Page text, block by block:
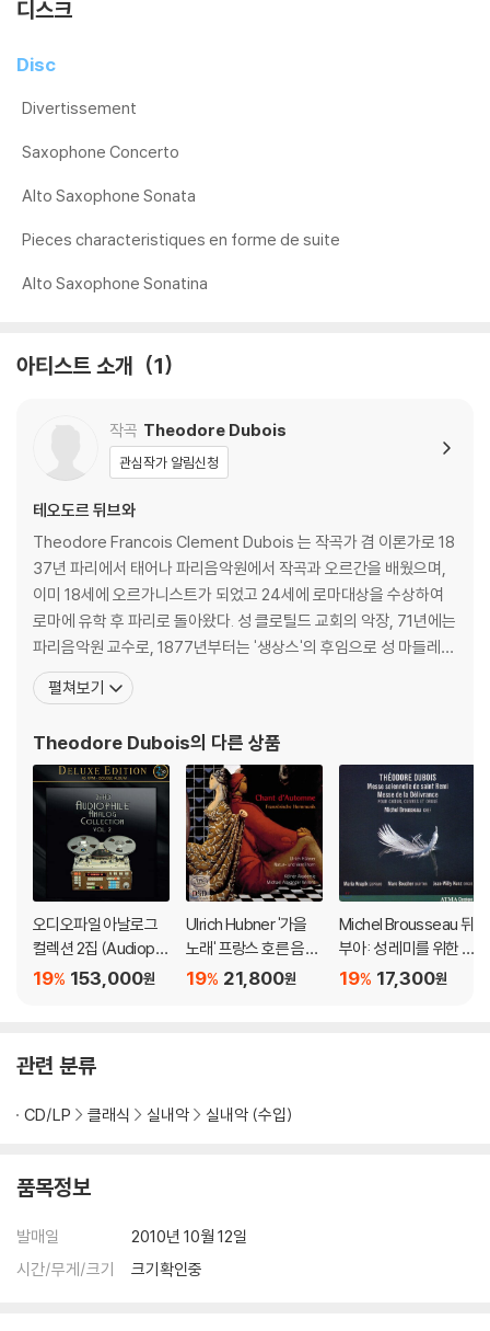
디스크
Disc
Divertissement
Saxophone Concerto
Alto Saxophone Sonata
Pieces characteristiques en forme de suite
Alto Saxophone Sonatina
아티스트 소개 1
작곡 Theodore Dubois
관심작가 알림신청
테오도르 뒤브와
Theodore Francois Clement Dubois 는 작곡가 겸 이론가로 18
37년 파리에서 태어나 파리음악원에서 작곡과 오르간을 배웠으며,
이미 18세에 오르가니스트가 되었고 24세에 로마대상을 수상하여
로마에 유학 후 파리로 돌아왔다. 성 클로틸드 교회의 악장, 71년에는
파리음악원 교수로, 1877년부터는 '생상스'의 후임으로 성 마들레느
교회 오르가니스트로 봉사하였고, 성 클로틸드 (St. Clotilde) 교회
에 봉직하던 1867년에 성 금요일을 위해 작곡한 '그리스도의 십자가
고 있는 명곡이다.
펼쳐보기
Theodore Dubois의 다른 상품
오디오파일 아날로그
컬렉션 2집 (Audiophil
e Analog Collection
153,000원
19%
Ulrich Hubner '가을
노래' 프랑스 호른 음악
- 생상스 / 샤브리에 /
21,800원
19%
Michel Brousseau 뒤
부아: 성 레미를 위한 장
엄 미사, 델리브랑스 미
17,300원
19%
관련 분류
CD/LP 클래식 실내악 실내악 (수입)
품목정보
발매일
2010년 10월 12일
시간/무게/크기
크기확인중